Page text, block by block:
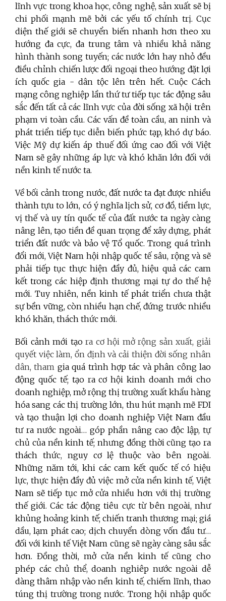
lĩnh vực trong khoa học, công nghệ, sản xuất sẽ bị
chi phối mạnh mẽ bởi các yếu tố chính trị. Cục
diện thế giới sẽ chuyển biến nhanh hơn theo xu
hướng đa cực, đa trung tâm và nhiều khả năng
hình thành song tuyến; các nước lớn hay nhỏ đều
điều chỉnh chiến lược đối ngoại theo hướng đặt lợi
ích quốc gia - dân tộc lên trên hết. Cuộc Cách
mạng công nghiệp lần thứ tư tiếp tục tác động sâu
sắc đến tất cả các lĩnh vực của đời sống xã hội trên
phạm vi toàn cầu. Các vấn đề toàn cầu, an ninh và
phát triển tiếp tục diễn biến phức tạp, khó dự báo.
Việc Mỹ dự kiến áp thuế đối ứng cao đối với Việt
Nam sẽ gây những áp lực và khó khăn lớn đối với
nền kinh tế nước ta.
Về bối cảnh trong nước, đất nước ta đạt được nhiều
thành tựu to lớn, có ý nghĩa lịch sử, cơ đồ, tiềm lực,
vị thế và uy tín quốc tế của đất nước ta ngày càng
nâng lên, tạo tiền đề quan trọng để xây dựng, phát
triển đất nước và bảo vệ Tổ quốc. Trong quá trình
đổi mới, Việt Nam hội nhập quốc tế sâu, rộng và sẽ
phải tiếp tục thực hiện đầy đủ, hiệu quả các cam
kết trong các hiệp định thương mại tự do thế hệ
mới. Tuy nhiên, nền kinh tế phát triển chưa thật
sự bền vững, còn nhiều hạn chế, đứng trước nhiều
khó khăn, thách thức mới.
Bối cảnh mới tạora cơ hội mở rộng sản xuất, giải
quyết việc làm, ổn định và cải thiện đời sống nhân
dân, tham gia quá trình hợp tác và phân công lao
động quốc tế; tạo ra cơ hộikinh doanh mới cho
doanh nghiệp, mở rộng thị trường xuất khẩu hàng
hóa sang các thị trường lớn, thu hút mạnh mẽ FDI
và tạo thuận lợi cho doanh nghiệp Việt Nam đầu
tư ra nước ngoài… góp phần nâng cao độc lập, tự
chủ của nền kinh tế; nhưng đồng thời cũng tạo ra
thách thức, nguy cơ lệ thuộc vào bên ngoài.
Những năm tới, khi các cam kết quốc tế có hiệu
lực, thực hiện đầy đủ việc mở cửa nền kinh tế, Việt
Nam sẽ tiếp tục mở cửa nhiều hơn với thị trường
thế giới. Các tác động tiêu cực từ bên ngoài, như
khủng hoảng kinh tế; chiến tranh thương mại; giá
dầu, lạm phát cao; dịch chuyển dòng vốn đầu tư…
đối với kinh tế Việt Nam cũng sẽ ngày càng sâu sắc
hơn. Đồng thời, mở cửa nền kinh tế cũng cho
phép các chủ thể, doanh nghiêp nước ngoài dễ
dàng thâm nhập vào nền kinh tế, chiếm lĩnh, thao
túng thị trường trong nước. Trong hội nhập quốc